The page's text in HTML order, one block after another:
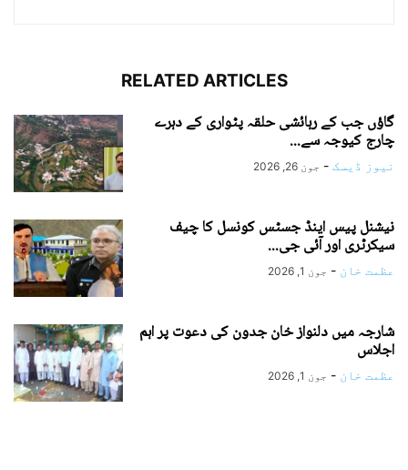
RELATED ARTICLES
گاؤں جب کے رہائشی حلقہ پٹواری کے دہرے
چارج کیوجہ سے...
نیوز ڈیسک - جون 26, 2026
نیشنل پیس اینڈ جسٹس کونسل کا چیف
سیکرٹری اور آئی جی...
عظمت خان - جون 1, 2026
شارجہ میں دلنواز خان جدون کی دعوت پر اہم
اجلاس
عظمت خان - جون 1, 2026